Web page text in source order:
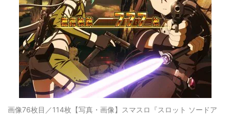
画像76枚目／114枚 【写真・画像】スマスロ『スロット ソードア